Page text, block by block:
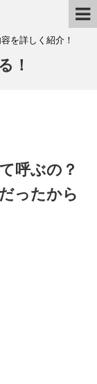
を詳しく紹介！
！
呼ぶの？
ったから